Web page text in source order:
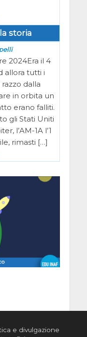
storia
2024Era il 4
allora tutti i
dalla
in orbita un
erano falliti.
gli Stati Uniti
l’AM-1A l’1
rimasti […]
e divulgazione